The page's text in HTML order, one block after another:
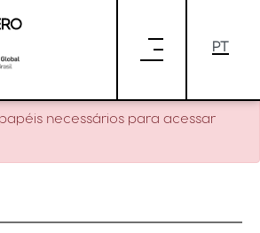
necessários para acessar
necessários para acessar